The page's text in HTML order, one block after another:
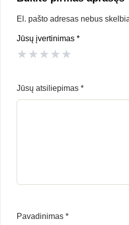
El. pašto adresas nebus
Jūsų įvertinimas *
★★★★★
Jūsų atsiliepimas *
Pavadinimas *